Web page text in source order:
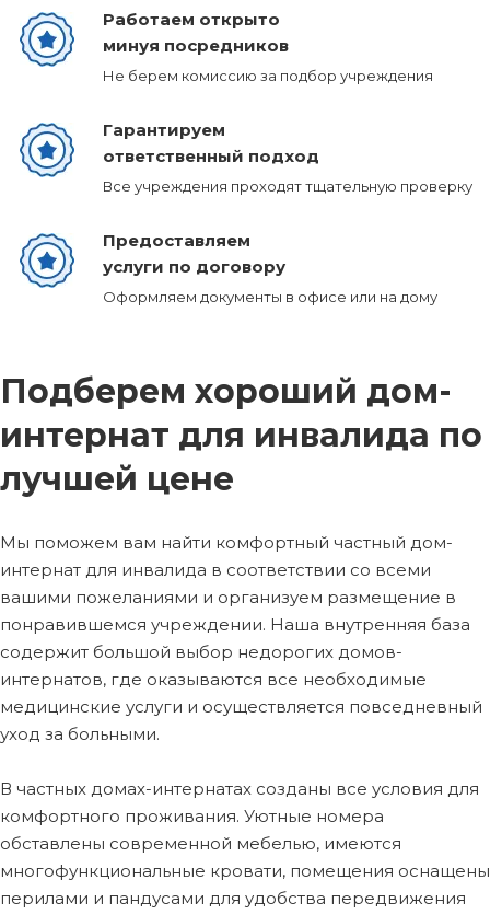
Работаем открыто
минуя посредников
Не берем комиссию за подбор учреждения
Гарантируем
ответственный подход
Все учреждения проходят тщательную проверку
Предоставляем
услуги по договору
Оформляем документы в офисе или на дому
Подберем хороший дом-
интернат для инвалида по
лучшей цене
Мы поможем вам найти комфортный частный дом-
интернат для инвалида в соответствии со всеми
вашими пожеланиями и организуем размещение в
понравившемся учреждении. Наша внутренняя база
содержит большой выбор недорогих домов-
интернатов, где оказываются все необходимые
медицинские услуги и осуществляется повседневный
уход за больными.
В частных домах-интернатах созданы все условия для
комфортного проживания. Уютные номера
обставлены современной мебелью, имеются
многофункциональные кровати, помещения оснащены
перилами и пандусами для удобства передвижения